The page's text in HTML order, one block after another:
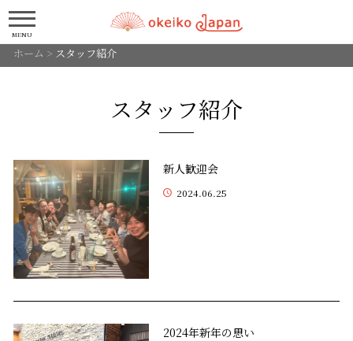
MENU
ホーム > スタッフ紹介
スタッフ紹介
新人歓迎会
2024.06.25
2024年新年の思い